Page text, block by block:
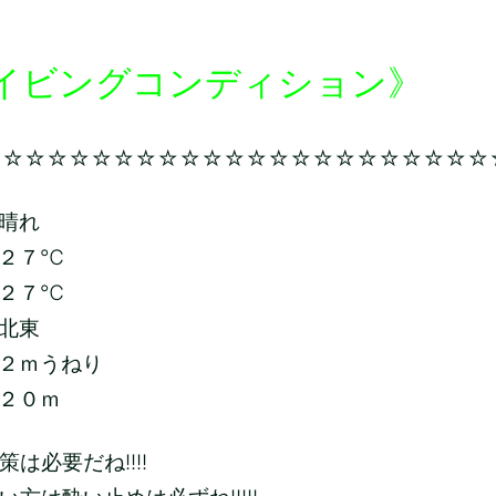
ビングコンディション》
れ
７ ℃
７ ℃
東
ｍうねり
０ｍ
は必要だね!!!!